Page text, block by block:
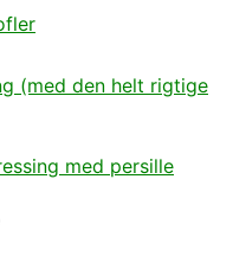
(med den helt rigtige
med persille